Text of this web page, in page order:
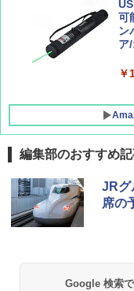
広
イ
ッ
￥-
可
ン
ア
￥
編集部のおすすめ
JRグ
席の
Google 検索